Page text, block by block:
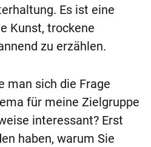
Es ist eine
Kunst, trockene
zu erzählen.
man sich die Frage
für meine Zielgruppe
interessant? Erst
haben, warum Sie